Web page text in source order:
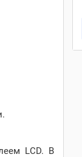
LCD. В